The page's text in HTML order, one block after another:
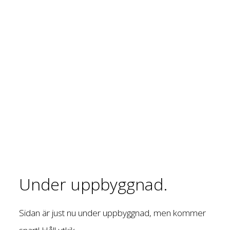
Under uppbyggnad.
Sidan är just nu under uppbyggnad, men kommer